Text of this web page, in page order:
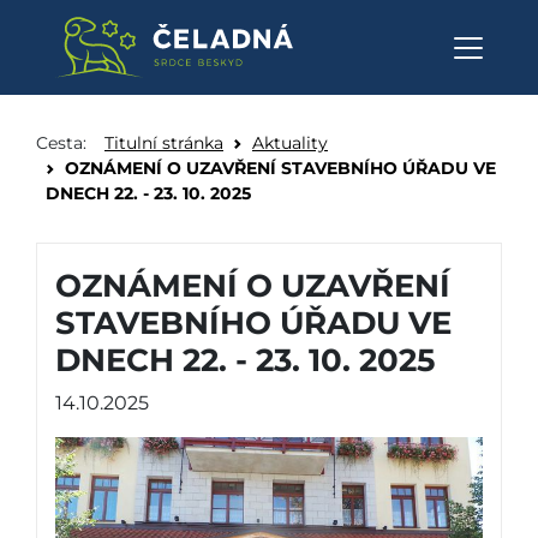
Cesta: Titulní stránka
Aktuality
OZNÁMENÍ O UZAVŘENÍ STAVEBNÍHO ÚŘADU VE
DNECH 22. - 23. 10. 2025
OZNÁMENÍ O UZAVŘENÍ
STAVEBNÍHO ÚŘADU VE
DNECH 22. - 23. 10. 2025
14.10.2025